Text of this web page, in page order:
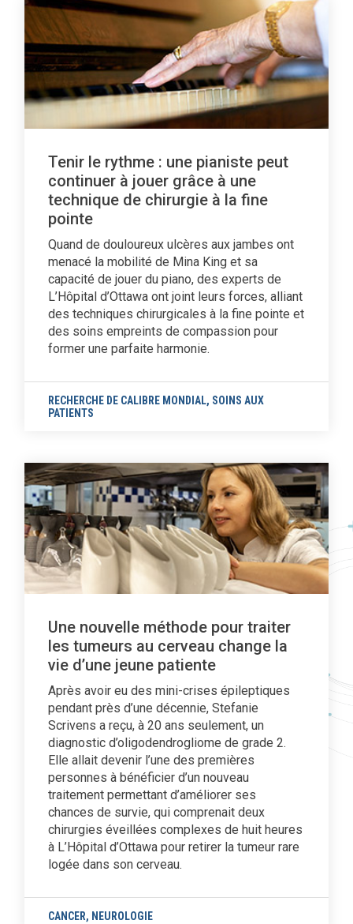
Tenir le rythme : une pianiste peut
continuer à jouer grâce à une
technique de chirurgie à la fine
pointe
Quand de douloureux ulcères aux jambes ont
menacé la mobilité de Mina King et sa
capacité de jouer du piano, des experts de
L’Hôpital d’Ottawa ont joint leurs forces, alliant
des techniques chirurgicales à la fine pointe et
des soins empreints de compassion pour
former une parfaite harmonie.
RECHERCHE DE CALIBRE MONDIAL, SOINS AUX
PATIENTS
Une nouvelle méthode pour traiter
les tumeurs au cerveau change la
vie d’une jeune patiente
Après avoir eu des mini-crises épileptiques
pendant près d’une décennie, Stefanie
Scrivens a reçu, à 20 ans seulement, un
diagnostic d’oligodendrogliome de grade 2.
Elle allait devenir l’une des premières
personnes à bénéficier d’un nouveau
traitement permettant d’améliorer ses
chances de survie, qui comprenait deux
chirurgies éveillées complexes de huit heures
à L’Hôpital d’Ottawa pour retirer la tumeur rare
logée dans son cerveau.
CANCER, NEUROLOGIE